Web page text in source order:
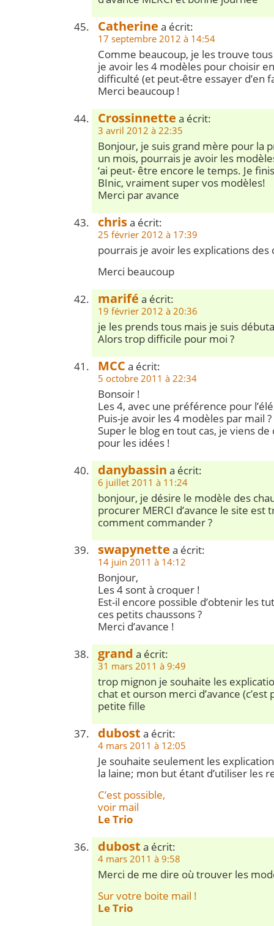
Catherine a écrit:
17 septembre 2012 à 14:54
Comme beaucoup, je les trouve
je avoir les 4 modèles pour choisir
difficulté (et peut-être essayer d’en
Merci beaucoup !
Crossinnette a écrit:
3 avril 2012 à 22:35
Bonjour, je suis grand mère pour la
un mois, pourrais je avoir les
‘ai peut- être encore le temps. Je
BInic, vraiment super vos modèles!
Merci par avance
chrisa écrit:
25 février 2012 à 17:39
pourrais je avoir les explications des
Merci beaucoup
marifé a écrit:
19 février 2012 à 20:36
je les prends tous mais je suis
Alors trop difficile pour moi ?
MCC a écrit:
5 octobre 2011 à 22:34
Bonsoir !
Les 4, avec une préférence pour
Puis-je avoir les 4 modèles par mail ?
Super le blog en tout cas, je viens
pour les idées !
danybassin a écrit:
6 juillet 2011 à 11:24
bonjour, je désire le modèle des
procurer MERCI d’avance le site est
comment commander ?
swapynette a écrit:
14 juin 2011 à 14:12
Bonjour,
Les 4 sont à croquer !
Est-il encore possible d’obtenir les
ces petits chaussons ?
Merci d’avance !
grand a écrit:
31 mars 2011 à 9:49
trop mignon je souhaite les
chat et ourson merci d’avance
petite fille
dubost a écrit:
4 mars 2011 à 12:05
Je souhaite seulement les
la laine; mon but étant d’utiliser les
C’est possible,
voir mail
Le Trio
dubost a écrit:
4 mars 2011 à 9:58
Merci de me dire où trouver les
Sur votre boite mail !
Le Trio